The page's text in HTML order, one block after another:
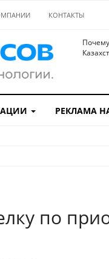
КОНТАКТЫ
РЕКЛАМА
по